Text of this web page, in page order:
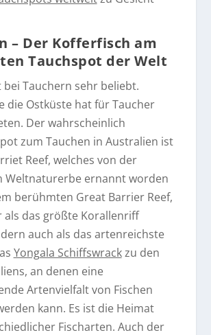
– Der Kofferfisch am
Tauchspot der Welt
Tauchern sehr beliebt.
die Ostküste hat für Taucher
Der wahrscheinlich
zum Tauchen in Australien ist
Reef, welches von der
Weltnaturerbe ernannt worden
berühmten Great Barrier Reef,
als das größte Korallenriff
auch als das artenreichste
Yongala Schiffswrackzu den
an denen eine
Artenvielfalt von Fischen
kann. Es ist die Heimat
Fischarten. Auch der